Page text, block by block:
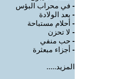
- في محراب البؤس
- بعد الولادة
- أحلام مستباحة
- لا تحزن
- حب منفي
- أجزاء مبعثرة
المزيد.....